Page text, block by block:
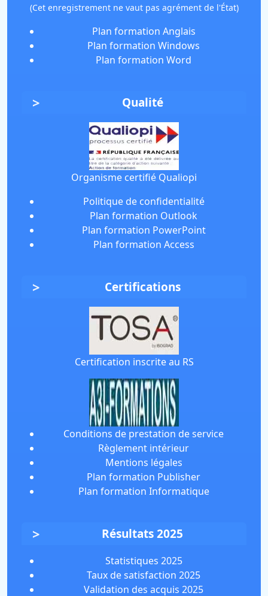
(Cet enregistrement ne vaut pas agrément de l'État)
Plan formation Anglais
Plan formation Windows
Plan formation Word
Qualité
Organisme certifié Qualiopi
Politique de confidentialité
Plan formation Outlook
Plan formation PowerPoint
Plan formation Access
Certifications
Certification inscrite au RS
Conditions de prestation de service
Règlement intérieur
Mentions légales
Plan formation Publisher
Plan formation Informatique
Résultats 2025
Statistiques 2025
Taux de satisfaction 2025
Validation des acquis 2025